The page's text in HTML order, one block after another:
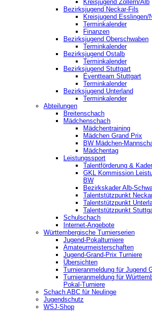
Kreisjugend Zollern/Alb
Bezirksjugend Neckar-Fils
Kreisjugend ‎Esslingen/
Terminkalender
Finanzen
Bezirksjugend Oberschwaben
Terminkalender
Bezirksjugend Ostalb
Terminkalender
Bezirksjugend Stuttgart
‎Eventteam Stuttgart
Terminkalender
Bezirksjugend Unterland
Terminkalender
Abteilungen
Breitenschach
Mädchenschach
Mädchentraining
Mädchen Grand Prix
BW Mädchen-
Mädchentag
Leistungssport
Talentförderung & Kader
GKL Kommission
BW
Bezirkskader Alb-
Talentstützpunkt
Talentstützpunkt
Talentstützpunkt
Schulschach
Internet-Angebote
Württembergische Turnierserien
Jugend-Pokalturniere
Amateurmeisterschaften
Jugend-Grand-Prix Turniere
Übersichten
Turnieranmeldung für Jugend
Turnieranmeldung für
Pokal-Turniere
Schach ABC für Neulinge
Jugendschutz
WSJ-Shop